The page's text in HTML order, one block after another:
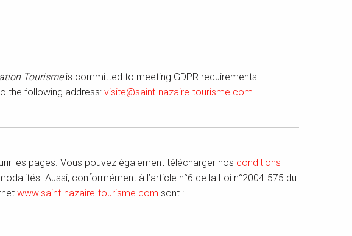
Tourismeis committed to meeting GDPR requirements.
the following address: visite@saint-nazaire-tourisme.com.
les pages. Vous pouvez également télécharger nos conditions
Aussi, conformément à l’article n°6 de la Loi n°2004-575 du
www.saint-nazaire-tourisme.com sont :